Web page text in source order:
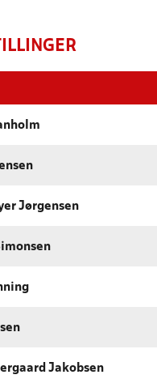
Jørgensen
Jakobsen